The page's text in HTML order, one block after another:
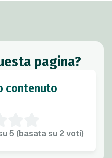
pagina?
contenuto
5 (basata su 2 voti)